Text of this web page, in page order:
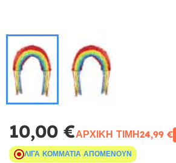
10,00 €ΑΡΧΙΚΉ ΤΙΜΉ24,99 €
ΛΊΓΑ ΚΟΜΜΆΤΙΑ ΑΠΟΜΈΝΟΥΝ